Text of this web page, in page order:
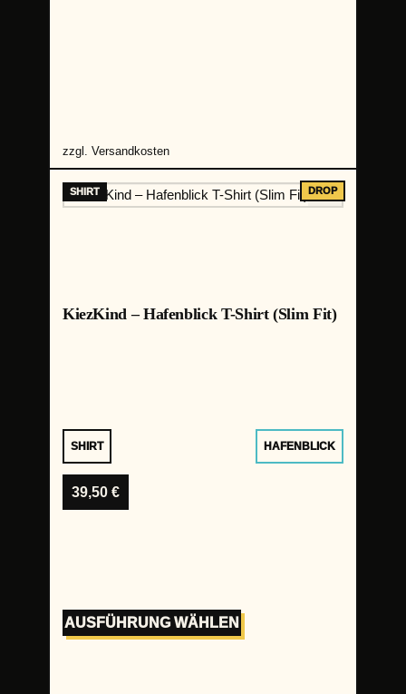
zzgl. Versandkosten
KiezKind – Hafenblick T-Shirt (Slim Fit)
SHIRT HAFENBLICK
39,50 €
AUSFÜHRUNG WÄHLEN